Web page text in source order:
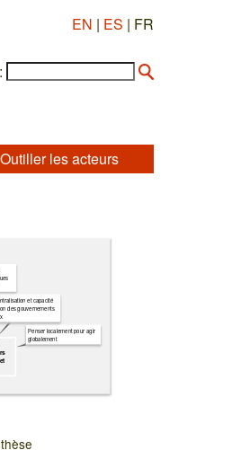
EN | ES | FR
Outiller les acteurs
Penser localement pour agir
globalement
et capacité
des gouvernements